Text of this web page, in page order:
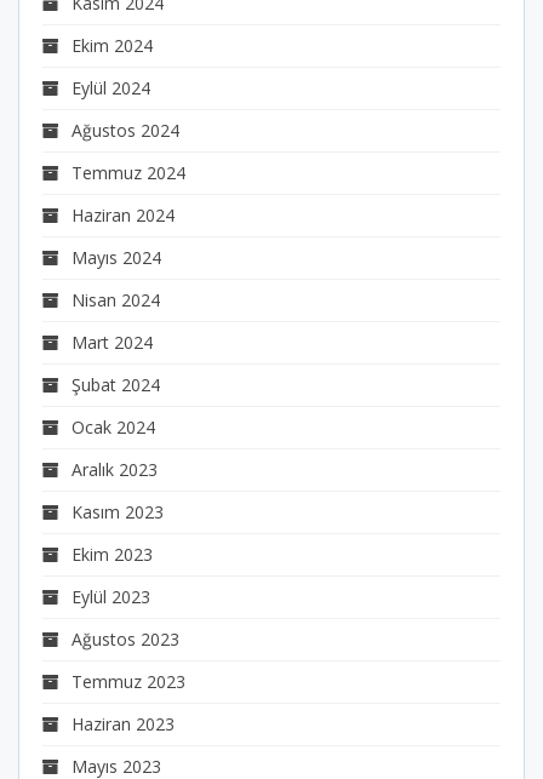
Ekim 2024
Eylül 2024
Ağustos 2024
Temmuz 2024
Haziran 2024
Mayıs 2024
Nisan 2024
Mart 2024
Şubat 2024
Ocak 2024
Aralık 2023
Kasım 2023
Ekim 2023
Eylül 2023
Ağustos 2023
Temmuz 2023
Haziran 2023
Mayıs 2023